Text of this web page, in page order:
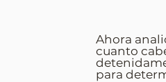
Ahora
cuanto
para